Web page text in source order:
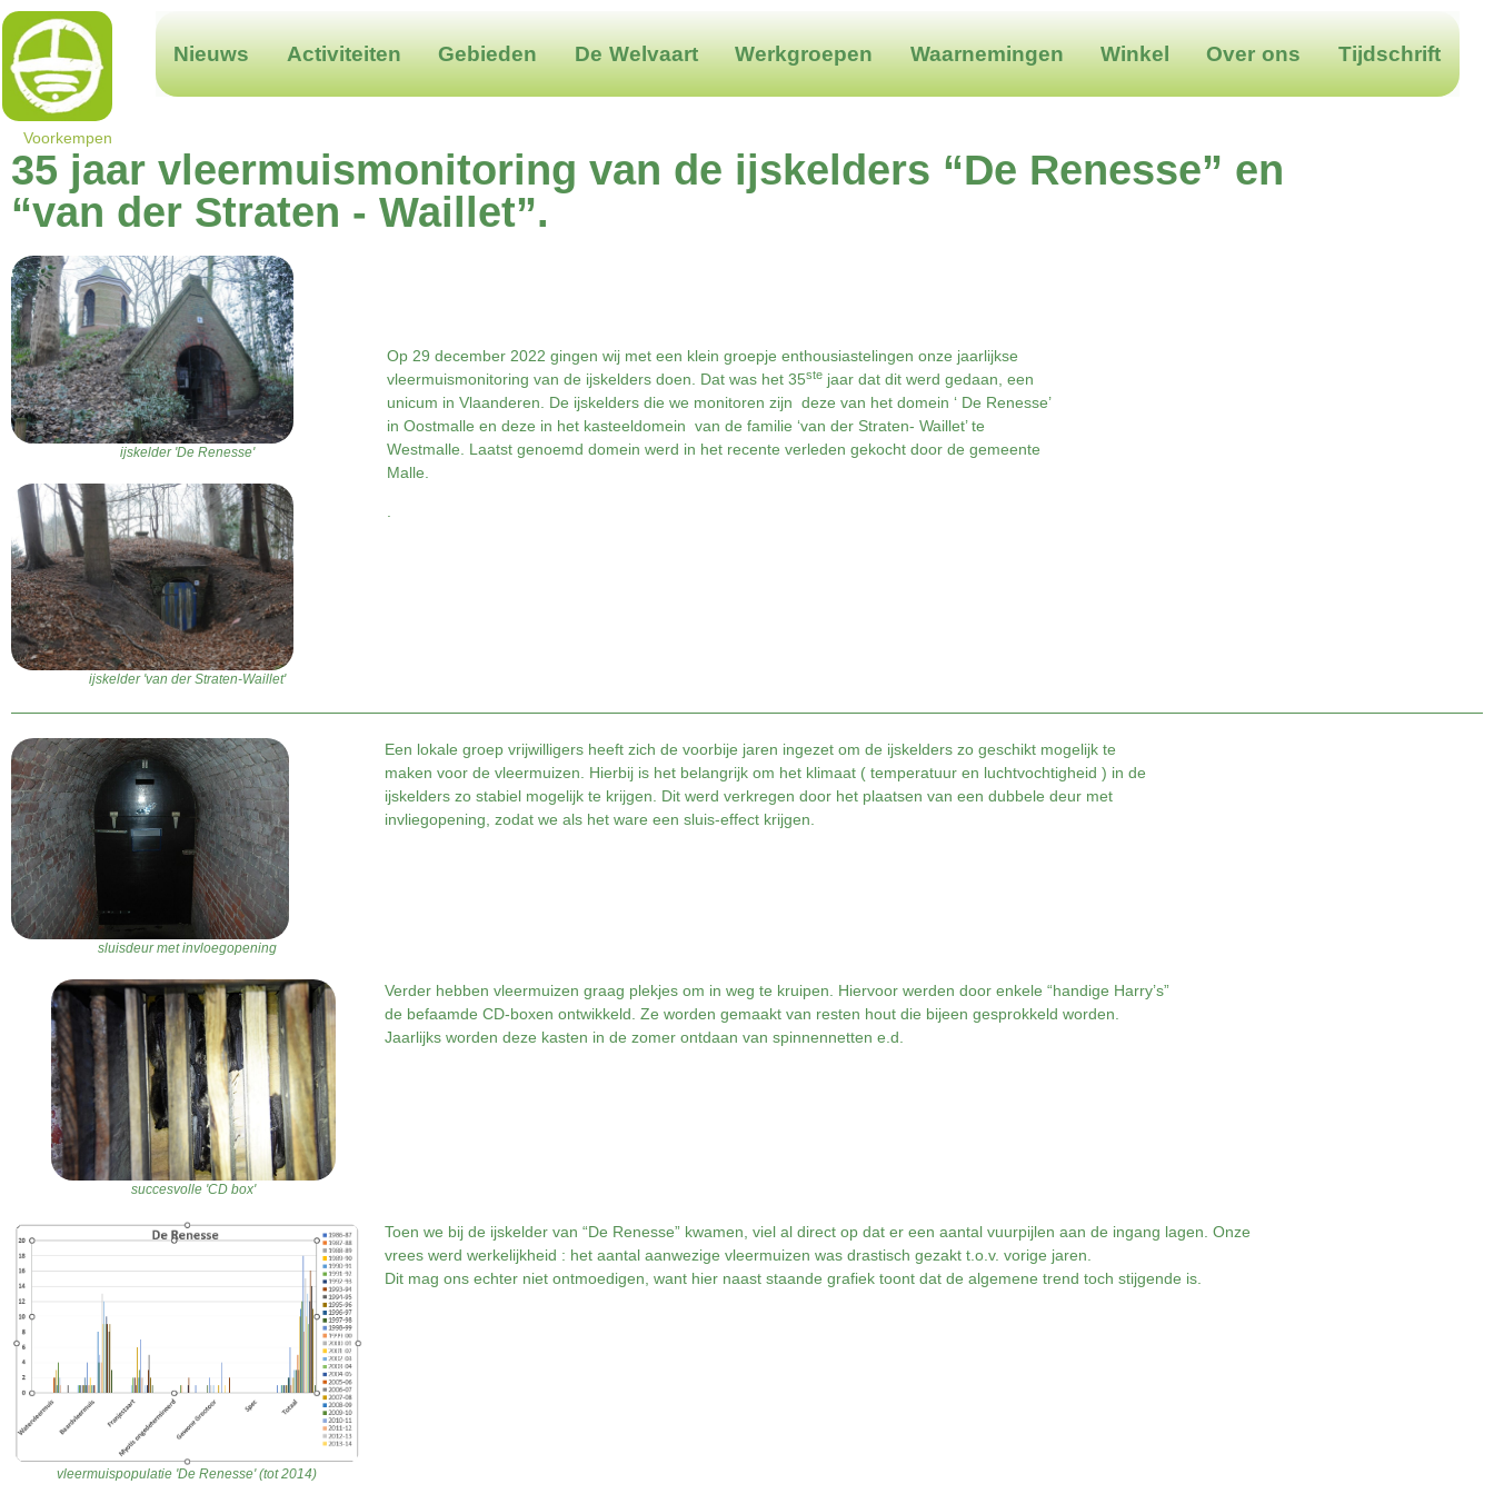
Voorkempen
Nieuws Activiteiten Gebieden De Welvaart Werkgroepen Waarnemingen Winkel Over ons Tijdschrift
35 jaar vleermuismonitoring van de ijskelders “De Renesse” en
“van der Straten - Waillet”.
ijskelder 'De Renesse'
ijskelder 'van der Straten-Waillet'
Op 29 december 2022 gingen wij met een klein groepje enthousiastelingen onze jaarlijkse
vleermuismonitoring van de ijskelders doen. Dat was het 35stejaar dat dit werd gedaan, een
unicum in Vlaanderen. De ijskelders die we monitoren zijn deze van het domein ‘ De Renesse’
in Oostmalle en deze in het kasteeldomein van de familie ‘van der Straten- Waillet’ te
Westmalle. Laatst genoemd domein werd in het recente verleden gekocht door de gemeente
Malle.
.
sluisdeur met invloegopening
Een lokale groep vrijwilligers heeft zich de voorbije jaren ingezet om de ijskelders zo geschikt mogelijk te
maken voor de vleermuizen. Hierbij is het belangrijk om het klimaat ( temperatuur en luchtvochtigheid ) in de
ijskelders zo stabiel mogelijk te krijgen. Dit werd verkregen door het plaatsen van een dubbele deur met
invliegopening, zodat we als het ware een sluis-effect krijgen.
succesvolle 'CD box'
Verder hebben vleermuizen graag plekjes om in weg te kruipen. Hiervoor werden door enkele “handige Harry’s”
de befaamde CD-boxen ontwikkeld. Ze worden gemaakt van resten hout die bijeen gesprokkeld worden.
Jaarlijks worden deze kasten in de zomer ontdaan van spinnennetten e.d.
vleermuispopulatie 'De Renesse' (tot 2014)
Toen we bij de ijskelder van “De Renesse” kwamen, viel al direct op dat er een aantal vuurpijlen aan de ingang lagen. Onze
vrees werd werkelijkheid : het aantal aanwezige vleermuizen was drastisch gezakt t.o.v. vorige jaren.
Dit mag ons echter niet ontmoedigen, want hier naast staande grafiek toont dat de algemene trend toch stijgende is.